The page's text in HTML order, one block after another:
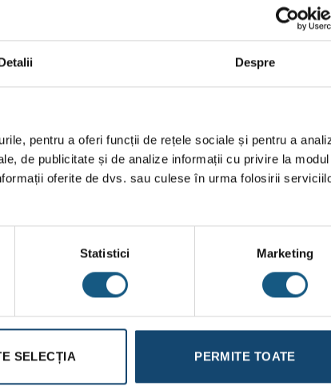
Despre
pentru a oferi funcții de rețele sociale și pentru a
de publicitate și de analize informații cu privire la
oferite de dvs. sau culese în urma folosirii
Statistici Marketing
SELECȚIA PERMITE TOATE
toate modelele VTA au această funcție